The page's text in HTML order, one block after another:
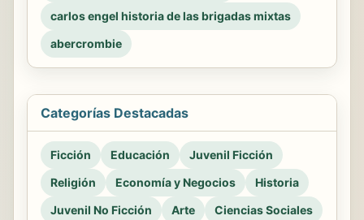
carlos engel historia de las brigadas mixtas
abercrombie
Categorías Destacadas
Ficción Educación
Juvenil Ficción
Religión
Economía y Negocios
Historia
Juvenil No Ficción
Arte Ciencias Sociales